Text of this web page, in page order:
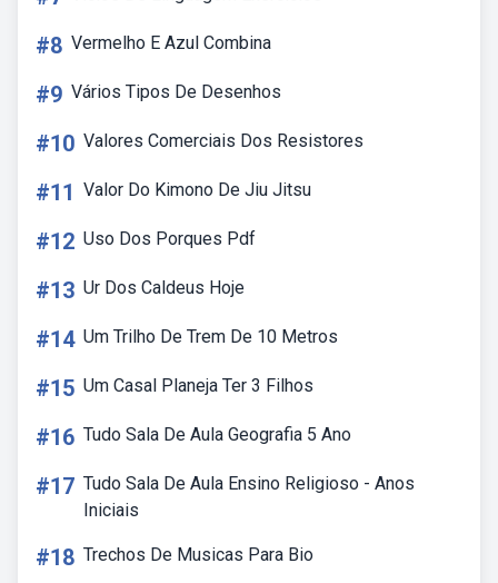
#8 Vermelho E Azul Combina
#9 Vários Tipos De Desenhos
#10 Valores Comerciais Dos Resistores
#11 Valor Do Kimono De Jiu Jitsu
#12 Uso Dos Porques Pdf
#13 Ur Dos Caldeus Hoje
#14 Um Trilho De Trem De 10 Metros
#15 Um Casal Planeja Ter 3 Filhos
#16 Tudo Sala De Aula Geografia 5 Ano
#17 Tudo Sala De Aula Ensino Religioso - Anos
Iniciais
#18 Trechos De Musicas Para Bio